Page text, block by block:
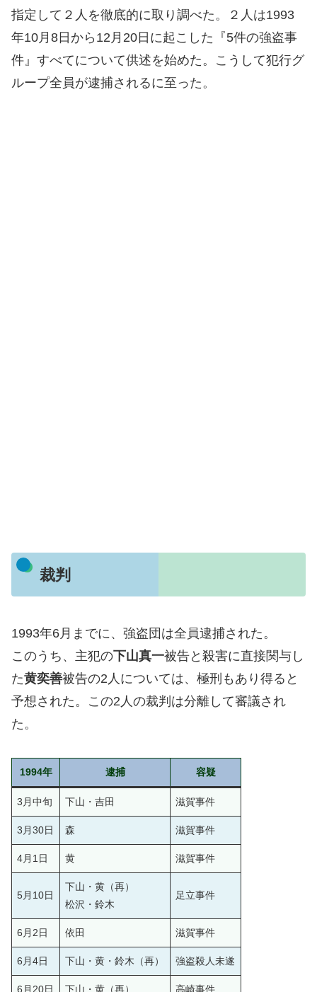
指定して２人を徹底的に取り調べた。２人は1993
年10月8日から12月20日に起こした『5件の強盗事
件』すべてについて供述を始めた。こうして犯行グ
ループ全員が逮捕されるに至った。
裁判
1993年6月までに、強盗団は全員逮捕された。
このうち、主犯の下山真一被告と殺害に直接関与し
た黄奕善被告の2人については、極刑もあり得ると
予想された。この2人の裁判は分離して審議され
た。
1994年 逮捕 容疑
3月中旬 下山・吉田 滋賀事件
3月30日 森 滋賀事件
4月1日 黄 滋賀事件
5月10日
下山・黄（再）
松沢・鈴木
足立事件
6月2日 依田 滋賀事件
6月4日 下山・黄・鈴木（再） 強盗殺人未遂
6月20日 下山・黄（再） 高崎事件